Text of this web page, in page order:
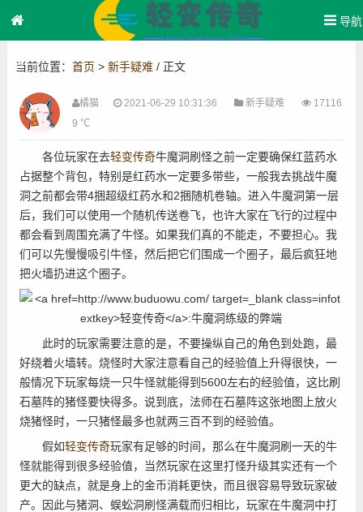
首
页
导航
当前位置： 首页 > 新手疑难/ 正文
橘猫 2021-06-29 10:31:36 新手疑难
17116
9 ℃
各位玩家在去轻变传奇牛魔洞刷怪之前一定要确保红蓝药水
占据整个背包，特别是红药水一定要多带些，一般我去挑战牛魔
洞之前都会带4捆超级红药水和2捆随机卷轴。进入牛魔洞第一层
后，我们可以使用一个随机传送卷飞，也许大家在飞行的过程中
都会看到周围充满了牛怪。如果我们真的不能走，不要担心。我
们可以先慢慢吸引牛怪，然后把它们围成一个圈子，最后疯狂地
把火墙扔进这个圈子。
此时的玩家需要注意的是，不要操纵自己的角色到处跑，最
好绕着火墙转。烧怪时大家注意看自己的经验值上升得很快，一
般情况下玩家每烧一只牛怪就能得到5600左右的经验值，这比刷
石墓阵的猪怪要快得多。说到底，法师在石墓阵这张地图上放火
烧猪怪时，一只猪怪最多也就两三百不到的经验值。
假如轻变传奇玩家有足够的时间，那么在牛魔洞刷一天的牛
怪就能得到很多经验值，当然玩家在这里打怪升级其实还有一个
更大的缺点，就是身上的金币消耗更快，而且很容易导致玩家破
产。因此与猪洞、蜈蚣洞刷怪满载而归相比，玩家在牛魔洞中打